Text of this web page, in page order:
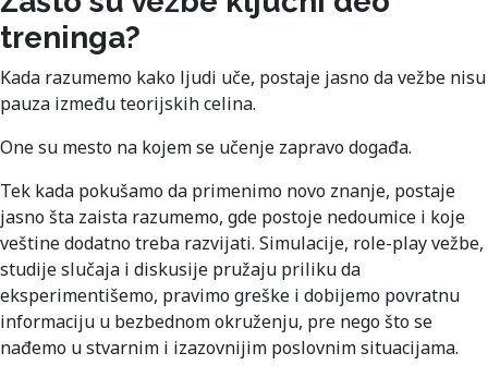
treninga?
Kada razumemo kako ljudi uče, postaje jasno da vežbe nisu
pauza između teorijskih celina.
One su mesto na kojem se učenje zapravo događa.
Tek kada pokušamo da primenimo novo znanje, postaje
jasno šta zaista razumemo, gde postoje nedoumice i koje
veštine dodatno treba razvijati. Simulacije, role-play vežbe,
studije slučaja i diskusije pružaju priliku da
eksperimentišemo, pravimo greške i dobijemo povratnu
informaciju u bezbednom okruženju, pre nego što se
nađemo u stvarnim i izazovnijim poslovnim situacijama.